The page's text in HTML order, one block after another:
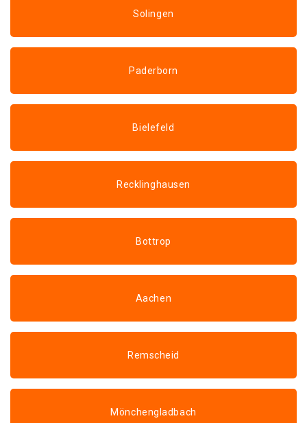
Solingen
Paderborn
Bielefeld
Recklinghausen
Bottrop
Aachen
Remscheid
Mönchengladbach